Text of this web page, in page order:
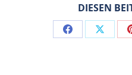
DIESEN
Share Share